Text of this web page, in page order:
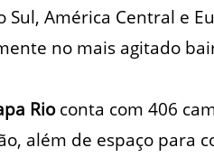
Sul, América Central e
no mais agitado
Rioconta com 406
além de espaço para